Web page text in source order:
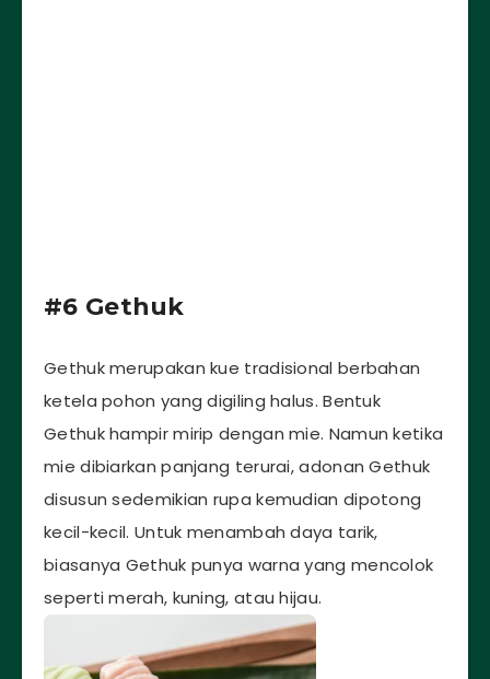
#6 Gethuk
Gethuk merupakan kue tradisional berbahan
ketela pohon yang digiling halus. Bentuk
Gethuk hampir mirip dengan mie. Namun ketika
mie dibiarkan panjang terurai, adonan Gethuk
disusun sedemikian rupa kemudian dipotong
kecil-kecil. Untuk menambah daya tarik,
biasanya Gethuk punya warna yang mencolok
seperti merah, kuning, atau hijau.